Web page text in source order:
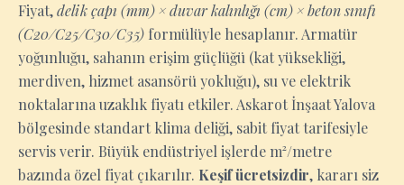
Fiyat,delik çapı (mm) × duvar kalınlığı (cm) × beton sınıfı
(C20/C25/C30/C35) formülüyle hesaplanır. Armatür
yoğunluğu, sahanın erişim güçlüğü (kat yüksekliği,
merdiven, hizmet asansörü yokluğu), su ve elektrik
noktalarına uzaklık fiyatı etkiler. Askarot İnşaat Yalova
bölgesinde standart klima deliği, sabit fiyat tarifesiyle
servis verir. Büyük endüstriyel işlerde m²/metre
bazında özel fiyat çıkarılır. Keşif ücretsizdir, kararı siz